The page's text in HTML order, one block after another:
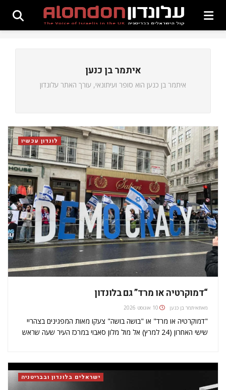
איתמר בן כנען
איתמר בן כנען הוא סופר ועיתונאי, עורך האתר עלונדון
לונדון עכשיו
“דמוקרטיה או מרד” גם בלונדון
מאתאיתמר בן כנען 10 אוגוסט 2026
"דמוקרטיה או מרד" או "בושה בושה" צעקו מאות המפגינים בצהריי
שישי האחרון (24 למרץ) אל מול מלון סאבוי במרכז העיר שעה שראש
ישראלים בלונדון ובבריטניה